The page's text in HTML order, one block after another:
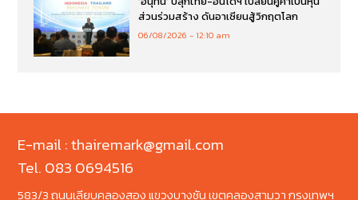
ส่วนร่วมสร้าง ดันอาเซียนสู้วิกฤตโลก
06/08/2026 12:10 am
E-mail : thairemark@gmail.com
Tel. 083 0694516
583/3 ถนนเลียบคลองสอง แขวงบางชัน เขตคลองสามวา กรุงเทพฯ